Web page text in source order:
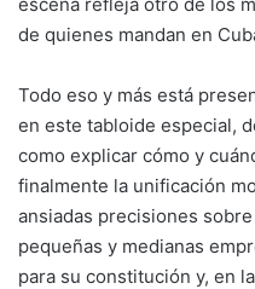
de quienes mandan en
Todo eso y más está
en este tabloide especial,
como explicar cómo y
finalmente la unificación
ansiadas precisiones
pequeñas y medianas
para su constitución y, en